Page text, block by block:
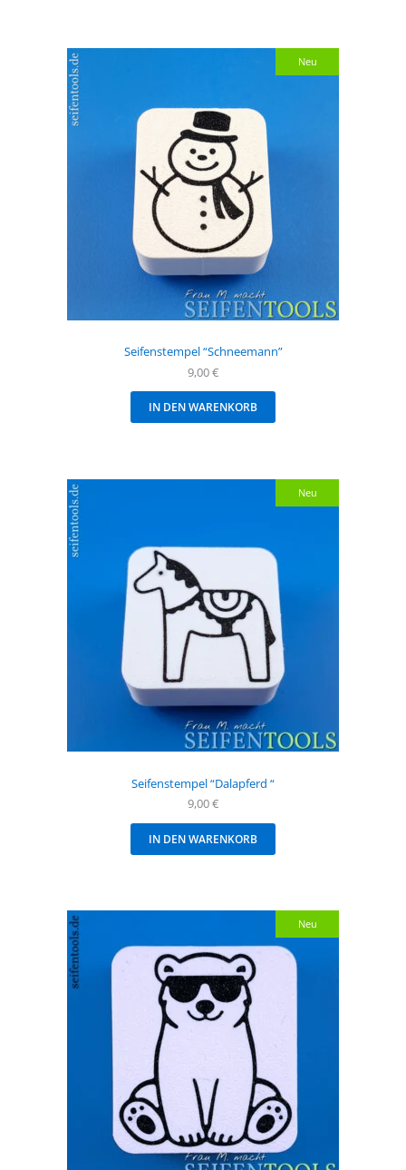
Neu
Seifenstempel “Schneemann”
9,00€
IN DEN WARENKORB
Neu
Seifenstempel “Dalapferd “
9,00€
IN DEN WARENKORB
Neu